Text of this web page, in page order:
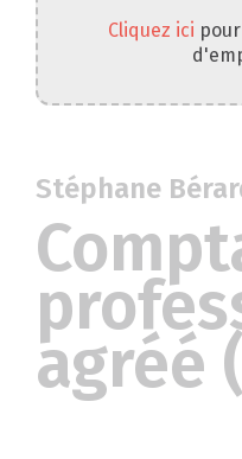
Cliquez ici
Stéphane
agréé